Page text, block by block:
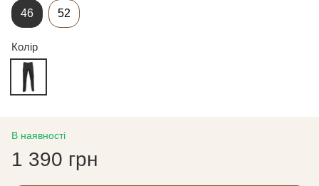
46 52
Колір
В наявності
1 390 грн